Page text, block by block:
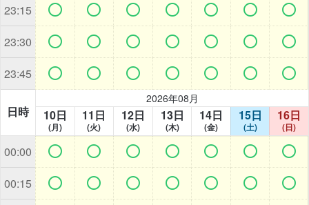
23:15       
23:30       
23:45       
日時
2026年08月
10日
(月)
11日
(火)
12日
(水)
13日
(木)
14日
(金)
15日
(土)
16日
(日)
00:00       
00:15       